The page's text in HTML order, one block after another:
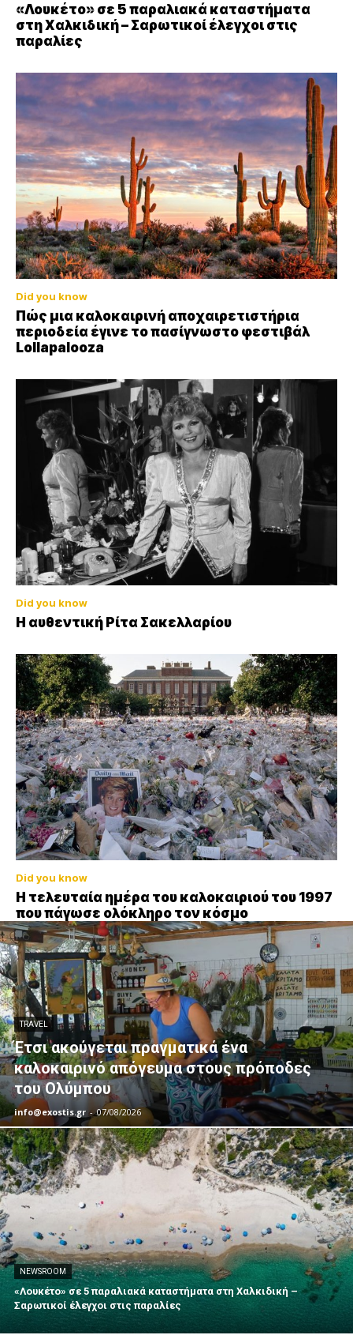
«Λουκέτο» σε 5 παραλιακά καταστήματα
στη Χαλκιδική – Σαρωτικοί έλεγχοι στις
παραλίες
Did you know
Πώς μια καλοκαιρινή αποχαιρετιστήρια
περιοδεία έγινε το πασίγνωστο φεστιβάλ
Lollapalooza
Did you know
Η αυθεντική Ρίτα Σακελλαρίου
Did you know
Η τελευταία ημέρα του καλοκαιριού του 1997
που πάγωσε ολόκληρο τον κόσμο
TRAVEL
Έτσι ακούγεται πραγματικά ένα
καλοκαιρινό απόγευμα στους πρόποδες
του Ολύμπου
info@exostis.gr - 07/08/2026
NEWSROOM
«Λουκέτο» σε 5 παραλιακά καταστήματα στη Χαλκιδική –
Σαρωτικοί έλεγχοι στις παραλίες